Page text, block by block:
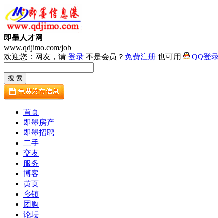
即墨人才网
www.qdjimo.com/job
欢迎您：网友，请 登录 不是会员？ 免费注册 也可用 QQ登
首页
即墨房产
即墨招聘
二手
交友
服务
博客
黄页
乡镇
团购
论坛